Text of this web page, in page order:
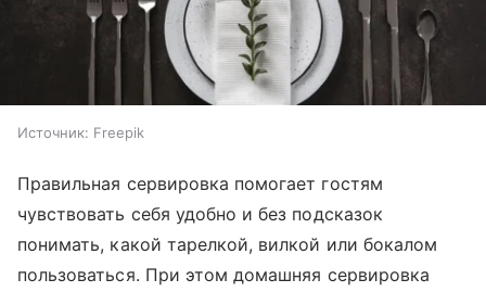
Источник: Freepik
Правильная сервировка помогает гостям
чувствовать себя удобно и без подсказок
понимать, какой тарелкой, вилкой или бокалом
пользоваться. При этом домашняя сервировка